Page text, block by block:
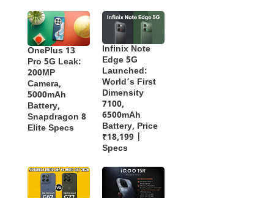
OnePlus 13
Pro 5G Leak:
200MP
Camera,
5000mAh
Battery,
Snapdragon 8
Elite Specs
Infinix Note
Edge 5G
Launched:
World’s First
Dimensity
7100,
6500mAh
Battery, Price
₹18,199 |
Specs